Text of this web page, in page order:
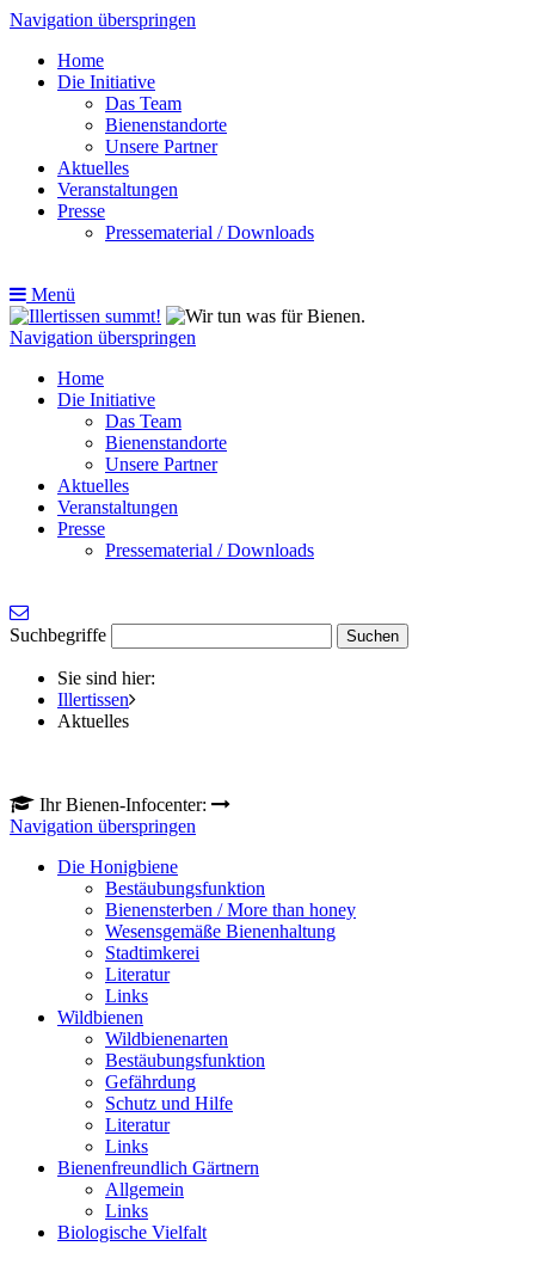
Navigation überspringen
Home
Die Initiative
Das Team
Bienenstandorte
Unsere Partner
Aktuelles
Veranstaltungen
Presse
Pressematerial / Downloads
Menü
Navigation überspringen
Home
Die Initiative
Das Team
Bienenstandorte
Unsere Partner
Aktuelles
Veranstaltungen
Presse
Pressematerial / Downloads
Suchbegriffe
Sie sind hier:
Illertissen
Aktuelles
Ihr Bienen-Infocenter:
Navigation überspringen
Die Honigbiene
Bestäubungsfunktion
Bienensterben / More than honey
Wesensgemäße Bienenhaltung
Stadtimkerei
Literatur
Links
Wildbienen
Wildbienenarten
Bestäubungsfunktion
Gefährdung
Schutz und Hilfe
Literatur
Links
Bienenfreundlich Gärtnern
Allgemein
Links
Biologische Vielfalt